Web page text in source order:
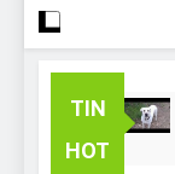
TIN
HOT